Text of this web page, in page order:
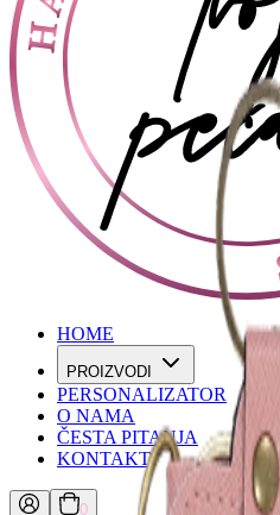
HOME
PROIZVODI
PERSONALIZATOR
O NAMA
ČESTA PITANJA
KONTAKT
0